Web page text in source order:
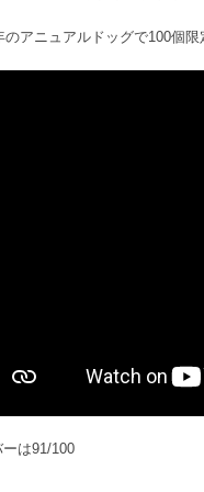
のアニュアルドッグで100個限
は91/100